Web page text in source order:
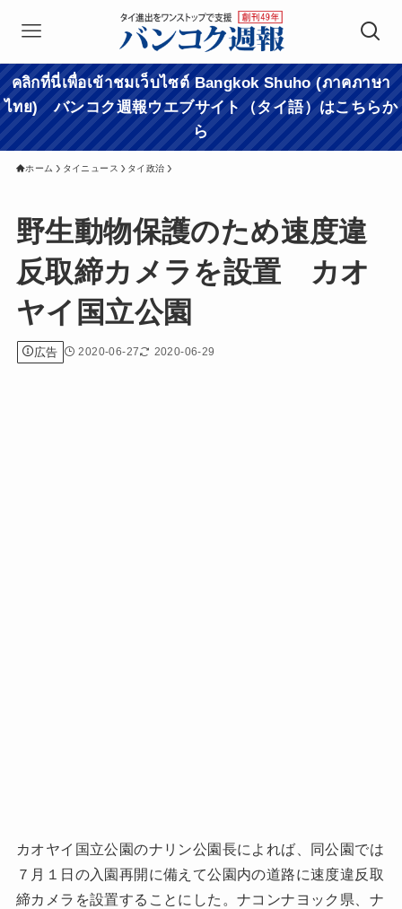
คลิกที่นี่เพื่อเข้าชมเว็บไซต์ Bangkok Shuho (ภาคภาษา
ไทย) バンコク週報ウエブサイト（タイ語）はこちらか
ら
ホーム タイニュース タイ政治
野生動物保護のため速度違
反取締カメラを設置 カオ
ヤイ国立公園
広告 2020-06-27 2020-06-29
カオヤイ国立公園のナリン公園長によれば、同公園では
７月１日の入園再開に備えて公園内の道路に速度違反取
締カメラを設置することにした。ナコンナヨック県、ナ